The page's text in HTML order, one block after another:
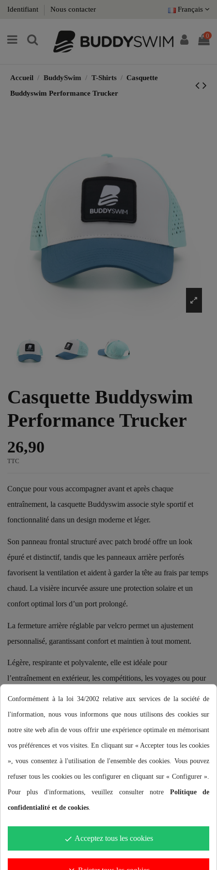
Identifiant Nous contacter Français
0
Accueil BuddySwim T-Shirts
Casquette
Buddyswim Performance Trucker
Casquette Buddyswim
Performance Trucker
26,90
TTC
Conçue pour vous accompagner avant et après chaque
entraînement, la casquette Buddyswim associe style sportif et
fonctionnalité dans un design moderne et léger.
Son panneau frontal structuré avec patch brodé offre un look
épuré et distinctif, tandis que les panneaux arrière perforés
favorisent la ventilation et aident à garder la tête au frais par temps
chaud. La visière incurvée assure une protection solaire et un
confort optimal lors d’un port prolongé.
La fermeture arrière réglable par velcro permet un ajustement
personnalisé, garantissant confort et maintien à tout moment.
Légère, respirante et polyvalente, elle est idéale pour
l’entraînement en extérieur, les compétitions, les voyages ou pour
Couleur
Conformément à la loi 34/2002 relative aux services de la société de
l'information, nous vous informons que nous utilisons des cookies sur
notre site web afin de vous offrir une expérience optimale en mémorisant
vos préférences et vos visites. En cliquant sur « Accepter tous les cookies
», vous consentez à l'utilisation de l'ensemble des cookies. Vous pouvez
refuser tous les cookies ou les configurer en cliquant sur « Configurer ».
Pour plus d'informations, veuillez consulter notre Politique de
confidentialité et de cookies.
done Acceptez tous les cookies